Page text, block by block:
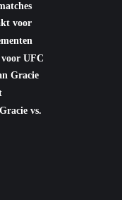
voor UFC
vs.